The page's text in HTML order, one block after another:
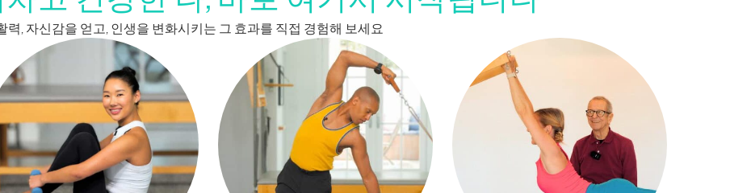
력, 자신감을 얻고, 인생을 변화시키는 그 효과를 직접 경험해 보세요